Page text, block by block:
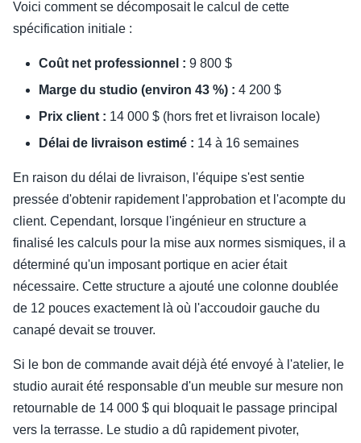
Voici comment se décomposait le calcul de cette
spécification initiale :
Coût net professionnel : 9 800 $
Marge du studio (environ 43 %) : 4 200 $
Prix client : 14 000 $ (hors fret et livraison locale)
Délai de livraison estimé : 14 à 16 semaines
En raison du délai de livraison, l'équipe s'est sentie
pressée d'obtenir rapidement l'approbation et l'acompte du
client. Cependant, lorsque l'ingénieur en structure a
finalisé les calculs pour la mise aux normes sismiques, il a
déterminé qu'un imposant portique en acier était
nécessaire. Cette structure a ajouté une colonne doublée
de 12 pouces exactement là où l'accoudoir gauche du
canapé devait se trouver.
Si le bon de commande avait déjà été envoyé à l'atelier, le
studio aurait été responsable d'un meuble sur mesure non
retournable de 14 000 $ qui bloquait le passage principal
vers la terrasse. Le studio a dû rapidement pivoter,